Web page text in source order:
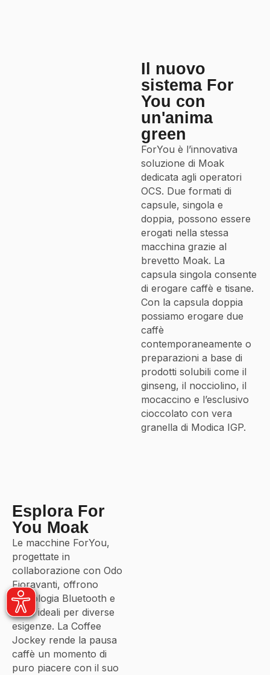
Il nuovo
sistema For
You con
un'anima
green
ForYou è l’innovativa
soluzione di Moak
dedicata agli operatori
OCS. Due formati di
capsule, singola e
doppia, possono essere
erogati nella stessa
macchina grazie al
brevetto Moak. La
capsula singola consente
di erogare caffè e tisane.
Con la capsula doppia
possiamo erogare due
caffè
contemporaneamente o
preparazioni a base di
prodotti solubili come il
ginseng, il nocciolino, il
mocaccino e l’esclusivo
cioccolato con vera
granella di Modica IGP.
Esplora For
You Moak
Le macchine ForYou,
progettate in
collaborazione con Odo
Fioravanti, offrono
tecnologia Bluetooth e
sono ideali per diverse
esigenze. La Coffee
Jockey rende la pausa
caffè un momento di
puro piacere con il suo